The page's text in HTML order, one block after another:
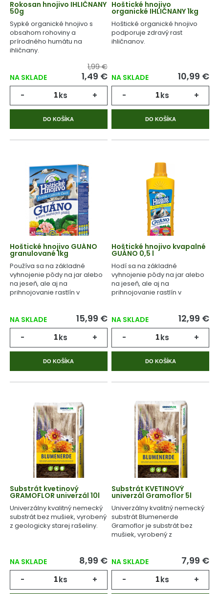
Rokosan hnojivo IHLIČNANY
50g
Sypké organické hnojivo s
obsahom rohoviny a
prírodného humátu na
ihličnany.
NA SKLADE
1,99 €
1,49 €
- ks +
DO KOŠÍKA
Hoštické hnojivo
organické IHLIČNANY 1kg
Hoštické organické hnojivo
podporuje zdravý rast
ihličnanov.
NA SKLADE 10,99 €
- ks +
DO KOŠÍKA
Hoštické hnojivo GUÁNO
granulované 1kg
Používa sa na základné
vyhnojenie pôdy na jar alebo
na jeseň, ale aj na
prihnojovanie rastlín v
NA SKLADE 15,99 €
- ks +
DO KOŠÍKA
Hoštické hnojivo kvapalné
GUÁNO 0,5 l
Hodí sa na základné
vyhnojenie pôdy na jar alebo
na jeseň, ale aj na
prihnojovanie rastlín v
NA SKLADE 12,99 €
- ks +
DO KOŠÍKA
Substrát kvetinový
GRAMOFLOR univerzál 10l
Univerzálny kvalitný nemecký
substrát bez mušiek, vyrobený
z geologicky starej rašeliny.
NA SKLADE 8,99 €
- ks +
Substrát KVETINOVÝ
univerzál Gramoflor 5l
Univerzálny kvalitný nemecký
substrát Blumenerde
Gramoflor je substrát bez
mušiek, vyrobený z
NA SKLADE 7,99 €
- ks +